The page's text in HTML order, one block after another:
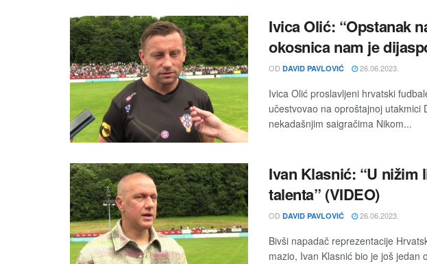
Ivica Olić: “Opstanak
okosnica nam je
OD DAVID PAVLOVIĆ 26.06.2023.
Ivica Olić proslavljeni hrvatski
učestvovao na oproštajnoj utakmici
nekadašnjim saigračima Nikom...
Ivan Klasnić: “U nižim
talenta” (VIDEO)
OD DAVID PAVLOVIĆ 26.06.2023.
Bivši napadač reprezentacije
mazio, Ivan Klasnić bio je još jedan